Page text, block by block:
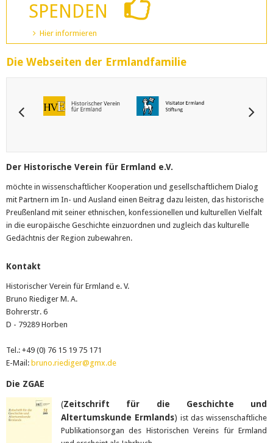
SPENDEN
Hier informieren
Die Webseiten der Ermlandfamilie
Der Historische Verein für Ermland e.V.
möchte in wissenschaftlicher Kooperation und gesellschaftlichem Dialog
mit Partnern im In- und Ausland einen Beitrag dazu leisten, das historische
Preußenland mit seiner ethnischen, konfessionellen und kulturellen Vielfalt
in die europäische Geschichte einzuordnen und zugleich das kulturelle
Gedächtnis der Region zubewahren.
Kontakt
Historischer Verein für Ermland e. V.
Bruno Riediger M. A.
Bohrerstr. 6
D - 79289 Horben
Tel.: +49 (0) 76 15 19 75 171
E-Mail: bruno.riediger@gmx.de
Die ZGAE
(Zeitschrift für die Geschichte und
Altertumskunde Ermlands)ist das wissenschaftliche
Publikationsorgan des Historischen Vereins für Ermland